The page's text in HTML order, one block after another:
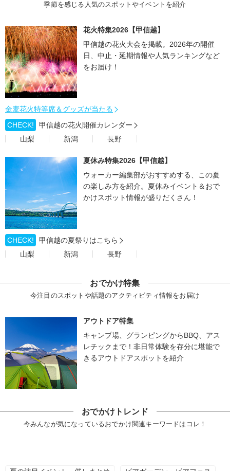
季節を感じる人気のスポットやイベントを紹介
花火特集2026【甲信越】
甲信越の花火大会を掲載。2026年の開催
日、中止・延期情報や人気ランキングなど
をお届け！
金麦花火特等席＆グッズが当たる
CHECK!
甲信越の花火開催カレンダー
山梨
新潟 長野
夏休み特集2026【甲信越】
ウォーカー編集部がおすすめする、この夏
の楽しみ方を紹介。夏休みイベント＆おで
かけスポット情報が盛りだくさん！
CHECK!
甲信越の夏祭りはこちら
山梨
新潟 長野
おでかけ特集
今注目のスポットや話題のアクティビティ情報をお届け
アウトドア特集
キャンプ場、グランピングからBBQ、アス
レチックまで！非日常体験を存分に堪能で
きるアウトドアスポットを紹介
おでかけトレンド
今みんなが気になっているおでかけ関連キーワードはコレ！